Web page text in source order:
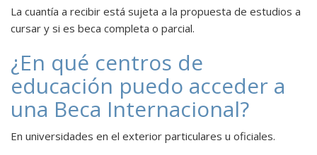
La cuantía a recibir está sujeta a la propuesta de estudios a
cursar y si es beca completa o parcial.
¿En qué centros de
educación puedo acceder a
una Beca Internacional?
En universidades en el exterior particulares u oficiales.